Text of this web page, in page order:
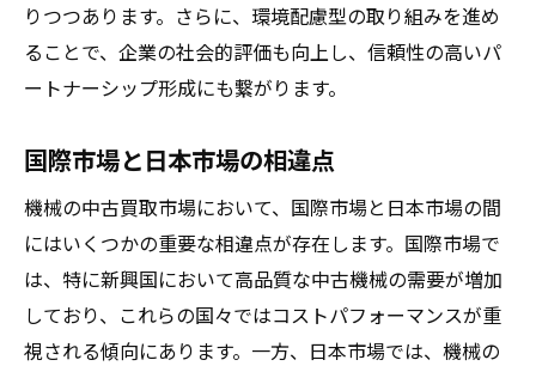
定期メンテナンスの重要性を再確認
履歴を活かした高価買取の実現
機械買取で抑えるべきポイントを徹底解剖
査定前に準備すべき書類と情報
価格交渉で損をしないためのアプローチ
売却後の対応とフォローアップ
デジタルツールを活用した査定の効率化
市場評価を最大化するための工夫
りつつあります。さらに、環境配慮型の取り組みを進め
ることで、企業の社会的評価も向上し、信頼性の高いパ
ートナーシップ形成にも繋がります。
国際市場と日本市場の相違点
機械の中古買取市場において、国際市場と日本市場の間
にはいくつかの重要な相違点が存在します。国際市場で
は、特に新興国において高品質な中古機械の需要が増加
しており、これらの国々ではコストパフォーマンスが重
視される傾向にあります。一方、日本市場では、機械の